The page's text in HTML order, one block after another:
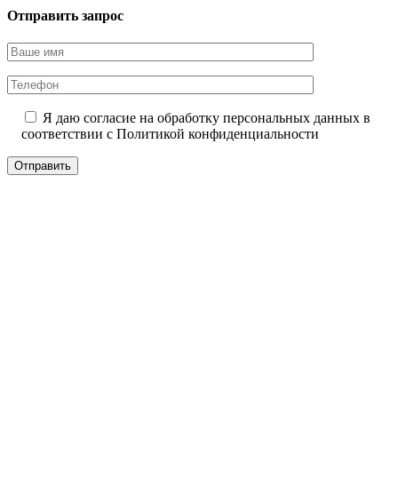
Отправить запрос
Я даю согласие на обработку персональных данных в
соответствии с Политикой конфиденциальности